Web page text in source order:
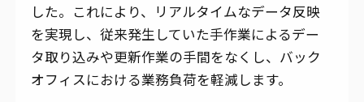
した。これにより、リアルタイムなデータ反映
を実現し、従来発生していた手作業によるデー
タ取り込みや更新作業の手間をなくし、バック
オフィスにおける業務負荷を軽減します。